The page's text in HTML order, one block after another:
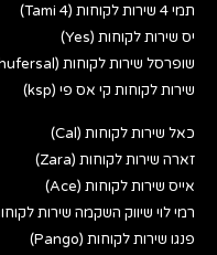
תמי 4 שירות לקוחות (Tami 4)
יס שירות לקוחות (Yes)
שופרסל שירות לקוחות (Shufersal)
שירות לקוחות קי אס פי (ksp)
כאל שירות לקוחות (Cal)
זארה שירות לקוחות (Zara)
אייס שירות לקוחות (Ace)
רמי לוי שיווק השקמה שירות לקוחות
פנגו שירות לקוחות (Pango)